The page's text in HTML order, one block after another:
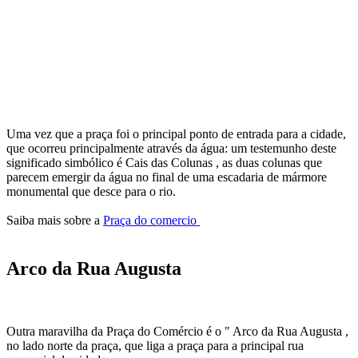
Uma vez que a praça foi o principal ponto de entrada para a cidade,
que ocorreu principalmente através da água: um testemunho deste
significado simbólico é Cais das Colunas , as duas colunas que
parecem emergir da água no final de uma escadaria de mármore
monumental que desce para o rio.
Saiba mais sobre a Praça do comercio
Arco da Rua Augusta
Outra maravilha da Praça do Comércio é o " Arco da Rua Augusta ,
no lado norte da praça, que liga a praça para a principal rua